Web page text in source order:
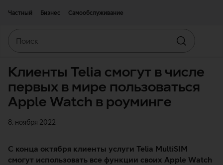
Частный
Бизнес Самообслуживание
Искать
Клиенты Telia смогут в числе
первых в мире пользоваться
Apple Watch в роуминге
8. ноября 2022
С конца октября клиенты услуги Telia MultiSIM
смогут использовать все функции своих Apple Watch